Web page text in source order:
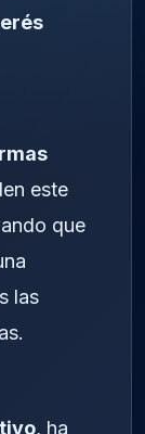
este
que
las
, ha